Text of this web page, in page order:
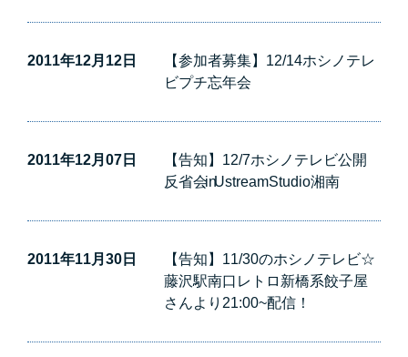
2011年12月12日
【参加者募集】12/14ホシノテレ
ビプチ忘年会
2011年12月07日
【告知】12/7ホシノテレビ公開
反省会 in UstreamStudio湘南
2011年11月30日
【告知】11/30のホシノテレビ☆
藤沢駅南口レトロ新橋系餃子屋
さんより21:00~配信！